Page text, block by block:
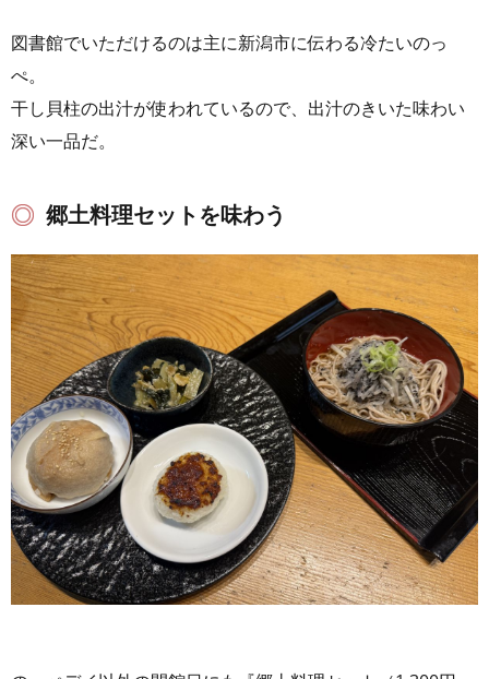
図書館でいただけるのは主に新潟市に伝わる冷たいのっ
ぺ。
干し貝柱の出汁が使われているので、出汁のきいた味わい
深い一品だ。
郷土料理セットを味わう